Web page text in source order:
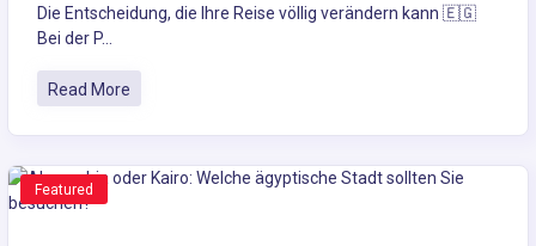
Die Entscheidung, die Ihre Reise völlig verändern kann 🇪🇬
Bei der P...
Read More
Featured